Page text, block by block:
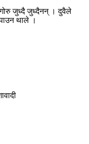
गोरु जुध्दै जुध्दैनन् । दुवैले
थाले ।